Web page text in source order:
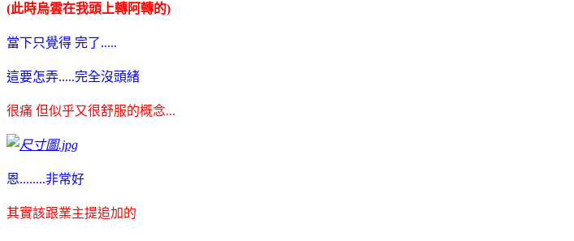
(此時烏雲在我頭上轉阿轉的)
當下只覺得 完了.....
這要怎弄.....完全沒頭緒
很痛 但似乎又很舒服的概念...
恩........非常好
其實該跟業主提追加的